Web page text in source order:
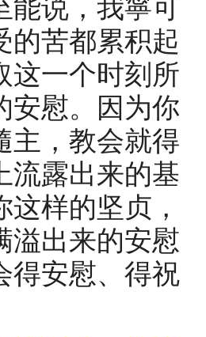
能说，我寧可
的苦都累积起
这一个时刻所
安慰。因为你
主，教会就得
流露出来的基
样的坚贞，
溢出来的安慰
得安慰、得祝